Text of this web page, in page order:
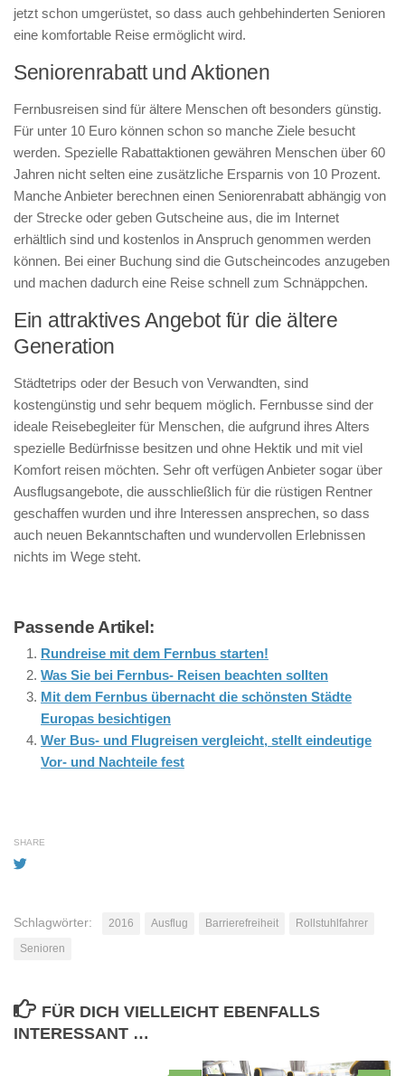
jetzt schon umgerüstet, so dass auch gehbehinderten Senioren
eine komfortable Reise ermöglicht wird.
Seniorenrabatt und Aktionen
Fernbusreisen sind für ältere Menschen oft besonders günstig.
Für unter 10 Euro können schon so manche Ziele besucht
werden. Spezielle Rabattaktionen gewähren Menschen über 60
Jahren nicht selten eine zusätzliche Ersparnis von 10 Prozent.
Manche Anbieter berechnen einen Seniorenrabatt abhängig von
der Strecke oder geben Gutscheine aus, die im Internet
erhältlich sind und kostenlos in Anspruch genommen werden
können. Bei einer Buchung sind die Gutscheincodes anzugeben
und machen dadurch eine Reise schnell zum Schnäppchen.
Ein attraktives Angebot für die ältere
Generation
Städtetrips oder der Besuch von Verwandten, sind
kostengünstig und sehr bequem möglich. Fernbusse sind der
ideale Reisebegleiter für Menschen, die aufgrund ihres Alters
spezielle Bedürfnisse besitzen und ohne Hektik und mit viel
Komfort reisen möchten. Sehr oft verfügen Anbieter sogar über
Ausflugsangebote, die ausschließlich für die rüstigen Rentner
geschaffen wurden und ihre Interessen ansprechen, so dass
auch neuen Bekanntschaften und wundervollen Erlebnissen
nichts im Wege steht.
Passende Artikel:
Rundreise mit dem Fernbus starten!
Was Sie bei Fernbus- Reisen beachten sollten
Mit dem Fernbus übernacht die schönsten Städte
Europas besichtigen
Wer Bus- und Flugreisen vergleicht, stellt eindeutige
Vor- und Nachteile fest
SHARE
Schlagwörter: 2016 Ausflug Barrierefreiheit
Rollstuhlfahrer
Senioren
FÜR DICH VIELLEICHT EBENFALLS
INTERESSANT …